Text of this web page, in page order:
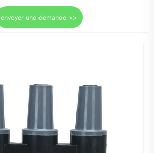
envoyer une demande >>